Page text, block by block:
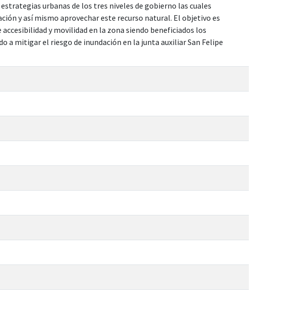
urbanas de los tres niveles de gobierno las cuales
y así mismo aprovechar este recurso natural. El objetivo es
y movilidad en la zona siendo beneficiados los
a mitigar el riesgo de inundación en la junta auxiliar San Felipe